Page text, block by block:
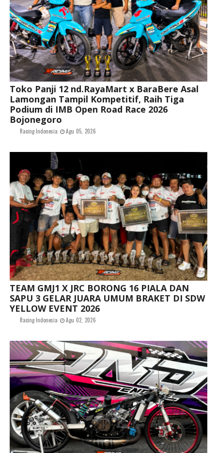
Toko Panji 12 nd.RayaMart x BaraBere Asal
Lamongan Tampil Kompetitif, Raih Tiga
Podium di IMB Open Road Race 2026
Bojonegoro
Racing Indonesia Agu 05, 2026
TEAM GMJ1 X JRC BORONG 16 PIALA DAN
SAPU 3 GELAR JUARA UMUM BRAKET DI SDW
YELLOW EVENT 2026
Racing Indonesia Agu 02, 2026